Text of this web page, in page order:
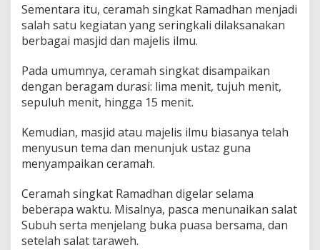
t
o
r
?
n
i
S
o
u
s
i
y
a
Sementara itu, ceramah singkat Ramadhan menjadi
salah satu kegiatan yang seringkali dilaksanakan
berbagai masjid dan majelis ilmu.
Pada umumnya, ceramah singkat disampaikan
dengan beragam durasi: lima menit, tujuh menit,
sepuluh menit, hingga 15 menit.
Kemudian, masjid atau majelis ilmu biasanya telah
menyusun tema dan menunjuk ustaz guna
menyampaikan ceramah.
Ceramah singkat Ramadhan digelar selama
beberapa waktu. Misalnya, pasca menunaikan salat
Subuh serta menjelang buka puasa bersama, dan
setelah salat taraweh.